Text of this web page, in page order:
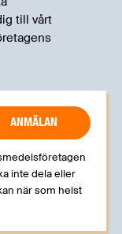
till vårt
inte dela eller
när som helst